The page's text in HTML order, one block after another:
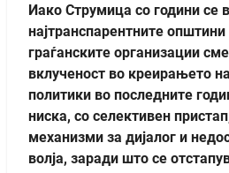
Иако Струмица со години се
најтранспарентните
граѓанските организации
вклученост во креирањето
политики во последните
ниска, со селективен
механизми за дијалог и
волја, заради што се